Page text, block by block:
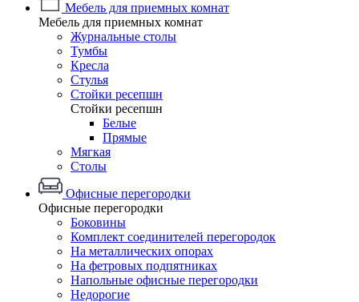
Мебель для приемных комнат
Мебель для приемных комнат
Журнальные столы
Тумбы
Кресла
Стулья
Стойки ресепшн
Стойки ресепшн
Белые
Прямые
Мягкая
Столы
Офисные перегородки
Офисные перегородки
Боковины
Комплект соединителей перегородок
На металлических опорах
На фетровых подпятниках
Напольные офисные перегородки
Недорогие